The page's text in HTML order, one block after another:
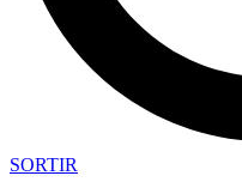
SORTIR